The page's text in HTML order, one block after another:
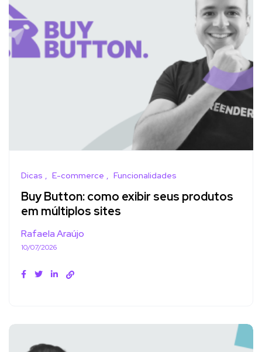
Dicas E-commerce Funcionalidades
Buy Button: como exibir seus produtos
em múltiplos sites
Rafaela Araújo
10/07/2026